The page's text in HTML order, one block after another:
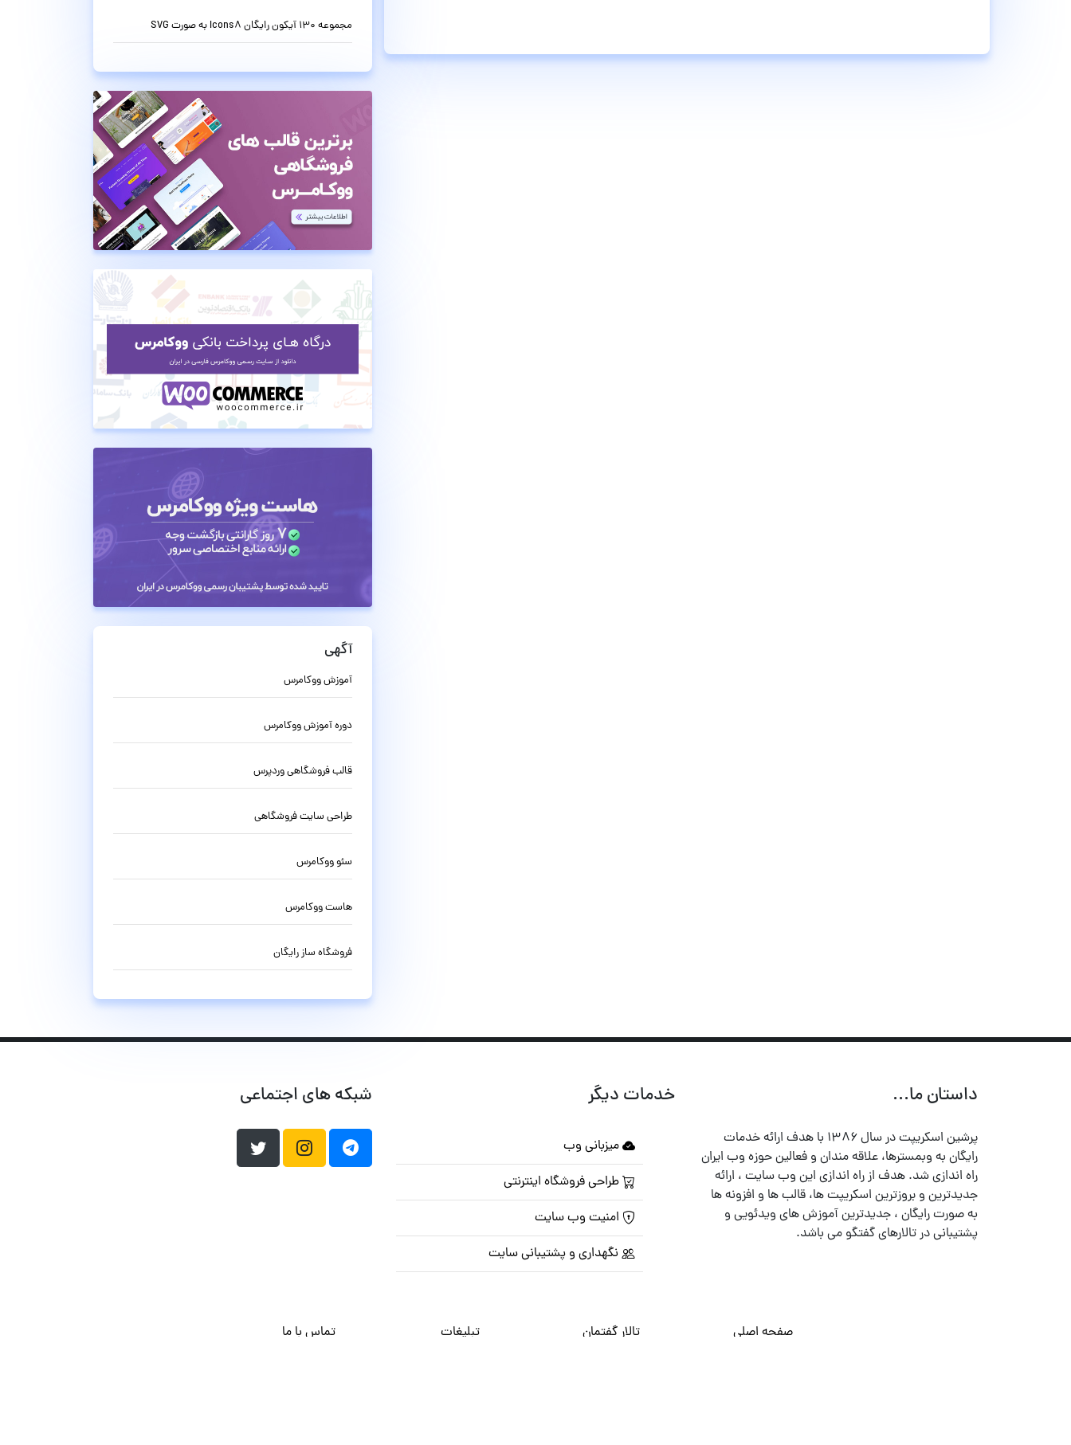
مجموعه 130 آیکون رایگان Icons8 به صورت SVG
آگهی
آموزش ووکامرس
دوره آموزش ووکامرس
قالب فروشگاهی وردپرس
طراحی سایت فروشگاهی
سئو ووکامرس
هاست ووکامرس
فروشگاه ساز رایگان
داستان ما...
پرشین اسکریپت در سال ۱۳۸۶ با هدف ارائه خدمات
رایگان به وبمسترها، علاقه مندان و فعالین حوزه وب ایران
راه اندازی شد. هدف از راه اندازی این وب سایت ، ارائه
جدیدترین و بروزترین اسکریپت ها، قالب ها و افزونه ها
به صورت رایگان ، جدیدترین آموزش های ویدئویی و
پشتیبانی در تالارهای گفتگو می باشد.
خدمات دیگر
میزبانی وب
طراحی فروشگاه اینترنتی
امنیت وب سایت
نگهداری و پشتیبانی سایت
شبکه های اجتماعی
صفحه اصلی تالار گفتمان تبلیغات تماس با ما